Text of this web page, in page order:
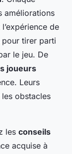
améliorations
de
pour tirer parti
le jeu. De
joueurs
Leurs
obstacles
les conseils
acquise à